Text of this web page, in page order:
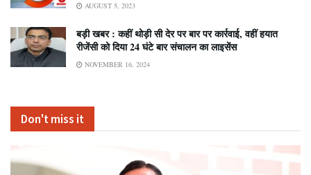
AUGUST 5, 2023
बड़ी खबर : कहीं थोड़ी सी देर पर बार पर कार्रवाई, वहीं हयात
रीजेंसी को दिया 24 घंटे बार संचालन का लाइसेंस
NOVEMBER 16, 2024
Don't miss it